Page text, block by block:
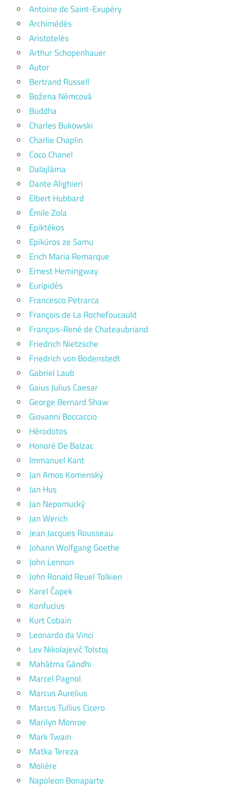
Antoine de Saint-Exupéry
Archimédés
Aristotelés
Arthur Schopenhauer
Autor
Bertrand Russell
Božena Němcová
Buddha
Charles Bukowski
Charlie Chaplin
Coco Chanel
Dalajláma
Dante Alighieri
Elbert Hubbard
Émile Zola
Epiktékos
Epikúros ze Samu
Erich Maria Remarque
Ernest Hemingway
Eurípidés
Francesco Petrarca
François de La Rochefoucauld
François-René de Chateaubriand
Friedrich Nietzsche
Friedrich von Bodenstedt
Gabriel Laub
Gaius Julius Caesar
George Bernard Shaw
Giovanni Boccaccio
Hérodotos
Honoré De Balzac
Immanuel Kant
Jan Amos Komenský
Jan Hus
Jan Nepomucký
Jan Werich
Jean Jacques Rousseau
Johann Wolfgang Goethe
John Lennon
John Ronald Reuel Tolkien
Karel Čapek
Konfucius
Kurt Cobain
Leonardo da Vinci
Lev Nikolajevič Tolstoj
Mahátma Gándhi
Marcel Pagnol
Marcus Aurelius
Marcus Tullius Cicero
Marilyn Monroe
Mark Twain
Matka Tereza
Molière
Napoleon Bonaparte